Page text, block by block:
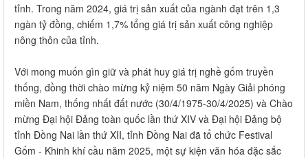
tỉnh. Trong năm 2024, giá trị sản xuất của ngành đạt trên 1,3
ngàn tỷ đồng, chiếm 1,7% tổng giá trị sản xuất công nghiệp
nông thôn của tỉnh.
Với mong muốn gìn giữ và phát huy giá trị nghề gốm truyền
thống, đồng thời chào mừng kỷ niệm 50 năm Ngày Giải phóng
miền Nam, thống nhất đất nước (30/4/1975-30/4/2025) và Chào
mừng Đại hội Đảng toàn quốc lần thứ XIV và Đại hội Đảng bộ
tỉnh Đồng Nai lần thứ XII, tỉnh Đồng Nai đã tổ chức Festival
Gốm - Khinh khí cầu năm 2025, một sự kiện văn hóa đặc sắc